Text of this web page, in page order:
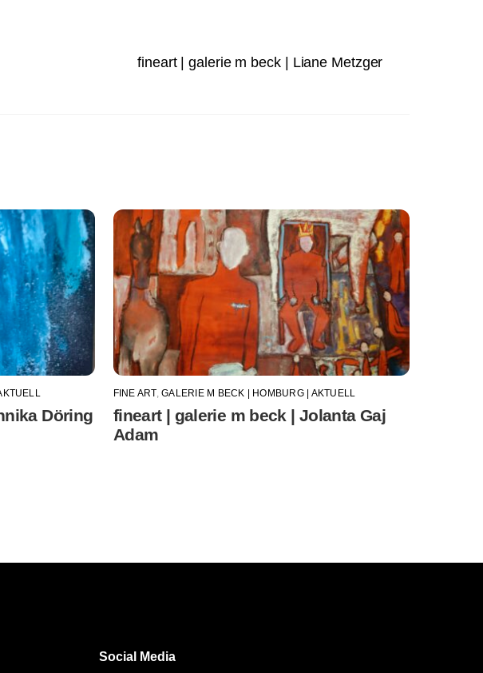
fineart | galerie m beck | Liane Metzger
Döring
FINE ART,GALERIE M BECK | HOMBURG | AKTUELL
fineart | galerie m beck | Jolanta Gaj
Adam
Social Media